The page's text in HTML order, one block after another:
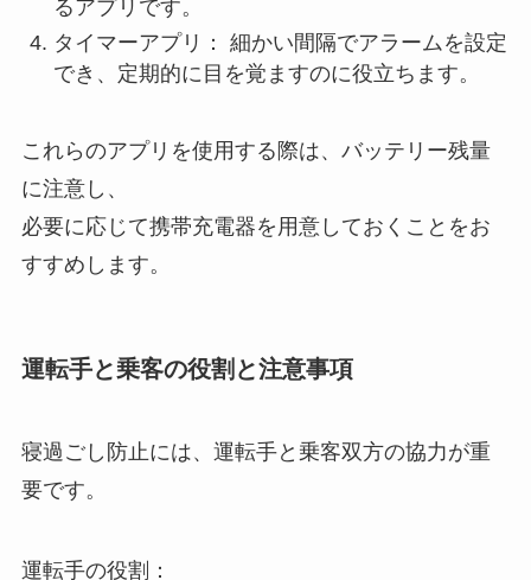
るアプリです。
タイマーアプリ： 細かい間隔でアラームを設定
でき、定期的に目を覚ますのに役立ちます。
これらのアプリを使用する際は、バッテリー残量
に注意し、
必要に応じて携帯充電器を用意しておくことをお
すすめします。
運転手と乗客の役割と注意事項
寝過ごし防止には、運転手と乗客双方の協力が重
要です。
運転手の役割：